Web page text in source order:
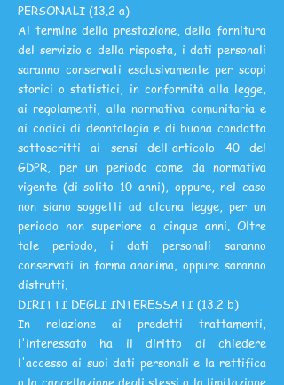
PERSONALI (13.2 a)
Al termine della prestazione, della fornitura
del servizio o della risposta, i dati personali
saranno conservati esclusivamente per scopi
storici o statistici, in conformità alla legge,
ai regolamenti, alla normativa comunitaria e
ai codici di deontologia e di buona condotta
sottoscritti ai sensi dell'articolo 40 del
GDPR, per un periodo come da normativa
vigente (di solito 10 anni), oppure, nel caso
non siano soggetti ad alcuna legge, per un
periodo non superiore a cinque anni. Oltre
tale periodo, i dati personali saranno
conservati in forma anonima, oppure saranno
distrutti.
DIRITTI DEGLI INTERESSATI (13.2 b)
In relazione ai predetti trattamenti,
l'interessato ha il diritto di chiedere
l'accesso ai suoi dati personali e la rettifica